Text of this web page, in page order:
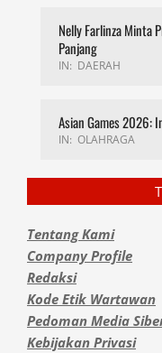
Nelly Farlinza Minta
Panjang
IN: DAERAH
Asian Games 2026:
IN: OLAHRAGA
Tentang Kami
Company Profile
Redaksi
Kode Etik Wartawan
Pedoman Media
Kebijakan Privasi